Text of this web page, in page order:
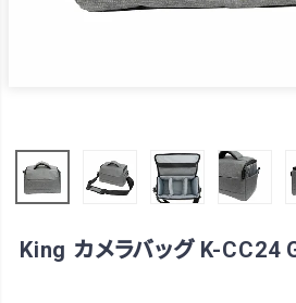
King カメラバッグ K-CC24